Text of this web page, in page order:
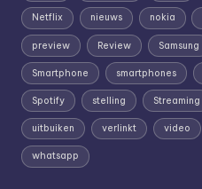
Netflix nieuws nokia
preview Review Samsung
Smartphone smartphones
Spotify stelling Streaming
uitbuiken verlinkt video
whatsapp